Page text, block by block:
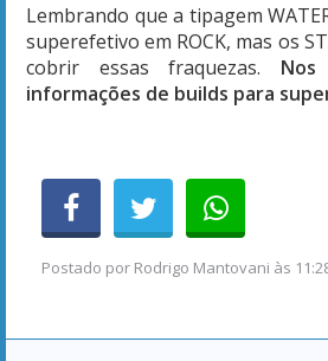
Lembrando que a tipagem
superefetivo em ROCK, mas os
cobrir essas fraquezas.
informações de builds para
Postado por Rodrigo Mantovani às